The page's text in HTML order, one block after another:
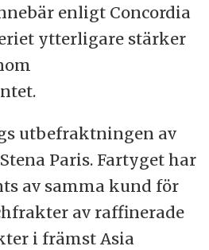
enligt Concordia
ytterligare stärker
utbefraktningen av
Paris. Fartyget har
av samma kund för
av raffinerade
i främst Asia